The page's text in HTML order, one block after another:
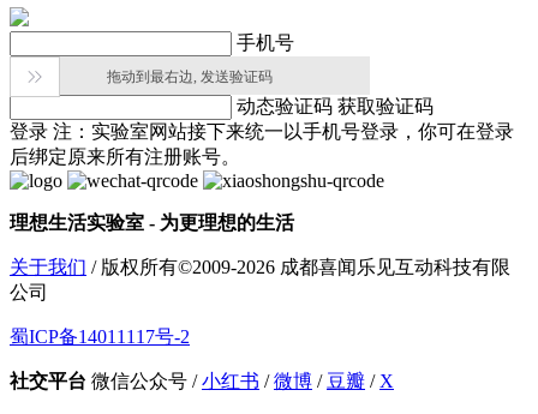
手机号
 拖动到最右边, 发送验证码
动态验证码 获取验证码
登录 注：实验室网站接下来统一以手机号登录，你可在登录
后绑定原来所有注册账号。
理想生活实验室 - 为更理想的生活
关于我们 / 版权所有©2009-2026 成都喜闻乐见互动科技有限
公司
蜀ICP备14011117号-2
社交平台 微信公众号 /小红书 /微博 / 豆瓣 / X